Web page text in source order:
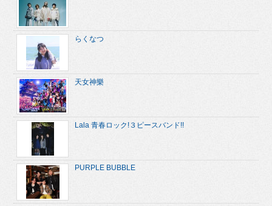
らくなつ
天女神樂
Lala 青春ロック!３ピースバンド!!
PURPLE BUBBLE